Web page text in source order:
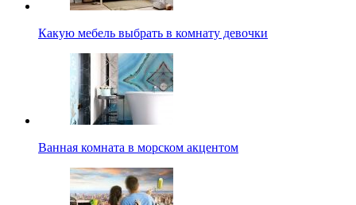
Какую мебель выбрать в комнату девочки
Ванная комната в морском акцентом